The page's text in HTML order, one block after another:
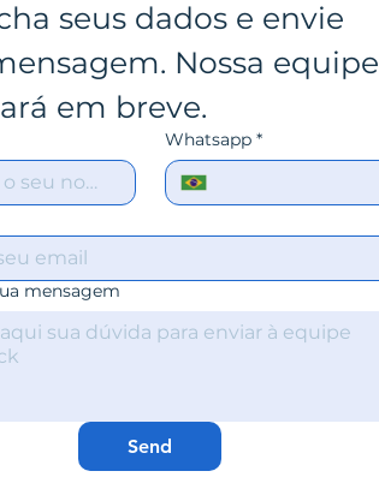
seus dados e envie
Nossa equipe
em breve.
Whatsapp *
mensagem
Send